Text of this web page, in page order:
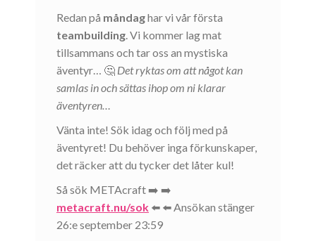
Redan på måndaghar vi vår första
teambuilding. Vi kommer lag mat
tillsammans och tar oss an mystiska
äventyr… 🤔 Det ryktas om att något kan
samlas in och sättas ihop om ni klarar
äventyren…
Vänta inte! Sök idag och följ med på
äventyret! Du behöver inga förkunskaper,
det räcker att du tycker det låter kul!
Så sök METAcraft ➡️ ➡️
metacraft.nu/sok ⬅️ ⬅️ Ansökan stänger
26:e september 23:59